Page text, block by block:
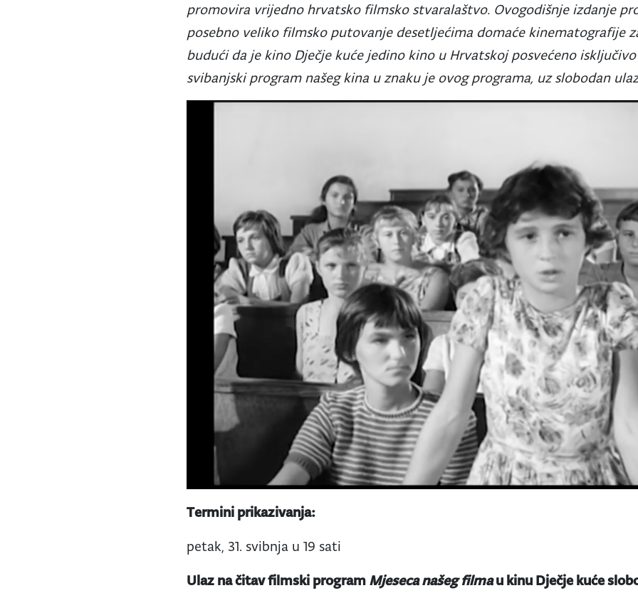
promovira vrijedno hrvatsko filmsko stvaralaštvo. Ovogodišnje izdanje
posebno veliko filmsko putovanje desetljećima domaće kinematografije
budući da je kino Dječje kuće jedino kino u Hrvatskoj posvećeno
svibanjski program našeg kina u znaku je ovog programa, uz slobodan
Termini prikazivanja:
petak, 31. svibnja u 19 sati
Ulaz na čitav filmski program Mjeseca našeg filmau kinu Dječje kuće